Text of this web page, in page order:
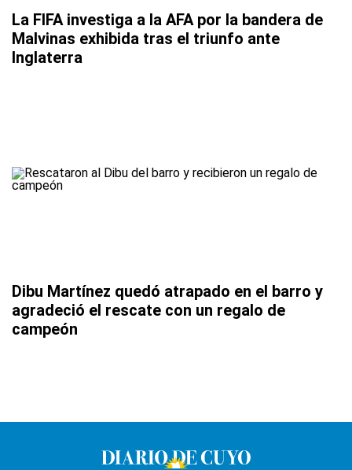
La FIFA investiga a la AFA por la bandera de
Malvinas exhibida tras el triunfo ante
Inglaterra
Dibu Martínez quedó atrapado en el barro y
agradeció el rescate con un regalo de
campeón